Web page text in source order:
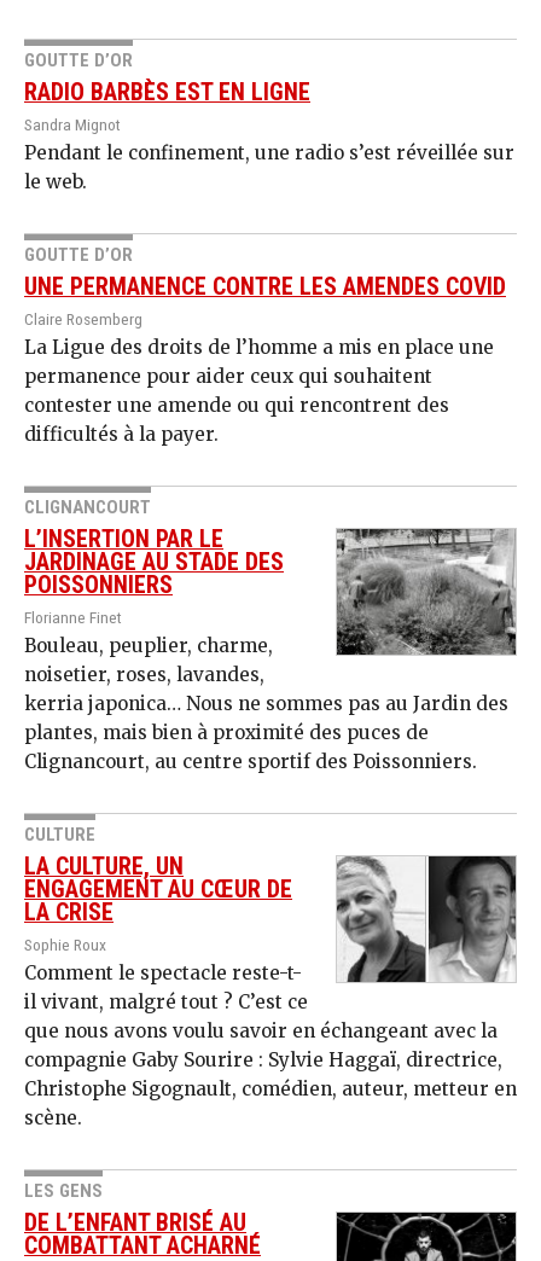
GOUTTE D’OR
RADIO BARBÈS EST EN LIGNE
Sandra Mignot
Pendant le confinement, une radio s’est réveillée sur
le web.
GOUTTE D’OR
UNE PERMANENCE CONTRE LES AMENDES COVID
Claire Rosemberg
La Ligue des droits de l’homme a mis en place une
permanence pour aider ceux qui souhaitent
contester une amende ou qui rencontrent des
difficultés à la payer.
CLIGNANCOURT
L’INSERTION PAR LE
JARDINAGE AU STADE DES
POISSONNIERS
Florianne Finet
Bouleau, peuplier, charme,
noisetier, roses, lavandes,
kerria japonica… Nous ne sommes pas au Jardin des
plantes, mais bien à proximité des puces de
Clignancourt, au centre sportif des Poissonniers.
CULTURE
LA CULTURE, UN
ENGAGEMENT AU CŒUR DE
LA CRISE
Sophie Roux
Comment le spectacle reste-t-
il vivant, malgré tout ? C’est ce
que nous avons voulu savoir en échangeant avec la
compagnie Gaby Sourire : Sylvie Haggaï, directrice,
Christophe Sigognault, comédien, auteur, metteur en
scène.
LES GENS
DE L’ENFANT BRISÉ AU
COMBATTANT ACHARNÉ